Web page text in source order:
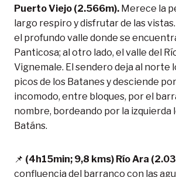
Puerto Viejo (2.566m). Merece la
largo respiro y disfrutar de las
el profundo valle donde se
Panticosa; al otro lado, el valle del
Vignemale. El sendero deja al norte
picos de los Batanes y desciende
incomodo, entre bloques, por el
nombre, bordeando por la izquierda
Batáns.
📌 (4h15min; 9,8 kms) Río Ara
confluencia del barranco con las